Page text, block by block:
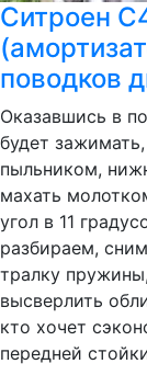
Ситроен
поводков
Оказавшись в
будет
пыльником,
махать
угол в 11
разбираем,
тралку
высверлить
кто хочет
передней